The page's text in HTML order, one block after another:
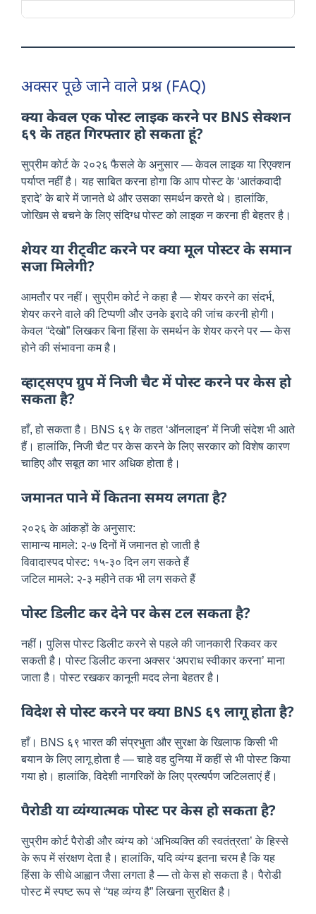
अक्सर पूछे जाने वाले प्रश्न (FAQ)
क्या केवल एक पोस्ट लाइक करने पर BNS सेक्शन
६९ के तहत गिरफ्तार हो सकता हूं?
सुप्रीम कोर्ट के २०२६ फैसले के अनुसार — केवल लाइक या रिएक्शन
पर्याप्त नहीं है। यह साबित करना होगा कि आप पोस्ट के ‘आतंकवादी
इरादे’ के बारे में जानते थे और उसका समर्थन करते थे। हालांकि,
जोखिम से बचने के लिए संदिग्ध पोस्ट को लाइक न करना ही बेहतर है।
शेयर या रीट्वीट करने पर क्या मूल पोस्टर के समान
सजा मिलेगी?
आमतौर पर नहीं। सुप्रीम कोर्ट ने कहा है — शेयर करने का संदर्भ,
शेयर करने वाले की टिप्पणी और उनके इरादे की जांच करनी होगी।
केवल “देखो” लिखकर बिना हिंसा के समर्थन के शेयर करने पर — केस
होने की संभावना कम है।
व्हाट्सएप ग्रुप में निजी चैट में पोस्ट करने पर केस हो
सकता है?
हाँ, हो सकता है। BNS ६९ के तहत ‘ऑनलाइन’ में निजी संदेश भी आते
हैं। हालांकि, निजी चैट पर केस करने के लिए सरकार को विशेष कारण
चाहिए और सबूत का भार अधिक होता है।
जमानत पाने में कितना समय लगता है?
२०२६ के आंकड़ों के अनुसार:
सामान्य मामले: २-७ दिनों में जमानत हो जाती है
विवादास्पद पोस्ट: १५-३० दिन लग सकते हैं
जटिल मामले: २-३ महीने तक भी लग सकते हैं
पोस्ट डिलीट कर देने पर केस टल सकता है?
नहीं। पुलिस पोस्ट डिलीट करने से पहले की जानकारी रिकवर कर
सकती है। पोस्ट डिलीट करना अक्सर ‘अपराध स्वीकार करना’ माना
जाता है। पोस्ट रखकर कानूनी मदद लेना बेहतर है।
विदेश से पोस्ट करने पर क्या BNS ६९ लागू होता है?
हाँ। BNS ६९ भारत की संप्रभुता और सुरक्षा के खिलाफ किसी भी
बयान के लिए लागू होता है — चाहे वह दुनिया में कहीं से भी पोस्ट किया
गया हो। हालांकि, विदेशी नागरिकों के लिए प्रत्यर्पण जटिलताएं हैं।
पैरोडी या व्यंग्यात्मक पोस्ट पर केस हो सकता है?
सुप्रीम कोर्ट पैरोडी और व्यंग्य को ‘अभिव्यक्ति की स्वतंत्रता’ के हिस्से
के रूप में संरक्षण देता है। हालांकि, यदि व्यंग्य इतना चरम है कि यह
हिंसा के सीधे आह्वान जैसा लगता है — तो केस हो सकता है। पैरोडी
पोस्ट में स्पष्ट रूप से “यह व्यंग्य है” लिखना सुरक्षित है।